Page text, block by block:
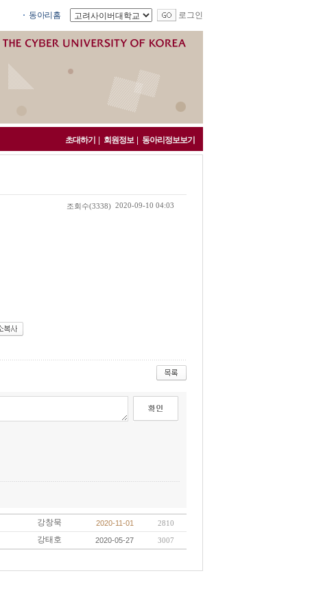
동아리홈 로그인
초대하기 회원정보 동아리정보보기
조회수(3338) 2020-09-10 04:03
강창묵 2020-11-01 2810
강태호 2020-05-27 3007